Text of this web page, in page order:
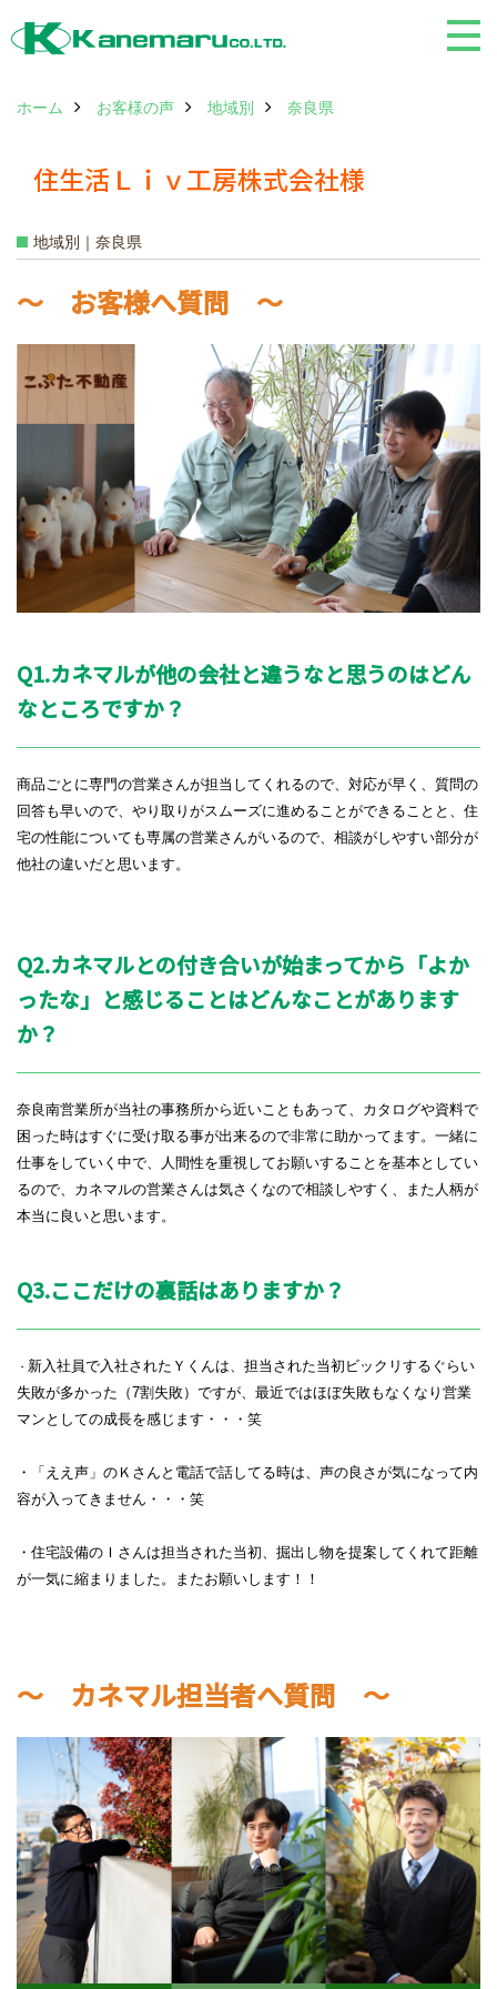
ホーム お客様の声 地域別 奈良県
住生活Ｌｉｖ工房株式会社様
地域別｜奈良県
～ お客様へ質問 ～
Q1.カネマルが他の会社と違うなと思うのはどん
なところですか？
商品ごとに専門の営業さんが担当してくれるので、対応が早く、質問の
回答も早いので、やり取りがスムーズに進めることができることと、住
宅の性能についても専属の営業さんがいるので、相談がしやすい部分が
他社の違いだと思います。
Q2.カネマルとの付き合いが始まってから「よか
ったな」と感じることはどんなことがあります
か？
奈良南営業所が当社の事務所から近いこともあって、カタログや資料で
困った時はすぐに受け取る事が出来るので非常に助かってます。一緒に
仕事をしていく中で、人間性を重視してお願いすることを基本としてい
るので、カネマルの営業さんは気さくなので相談しやすく、また人柄が
本当に良いと思います。
Q3.ここだけの裏話はありますか？
・ 新入社員で入社されたＹくんは、担当された当初ビックリするぐらい
失敗が多かった（7割失敗）ですが、最近ではほぼ失敗もなくなり営業
マンとしての成長を感じます・・・笑
・「ええ声」のＫさんと電話で話してる時は、声の良さが気になって内
容が入ってきません・・・笑
・住宅設備のＩさんは担当された当初、掘出し物を提案してくれて距離
が一気に縮まりました。またお願いします！！
～ カネマル担当者へ質問 ～